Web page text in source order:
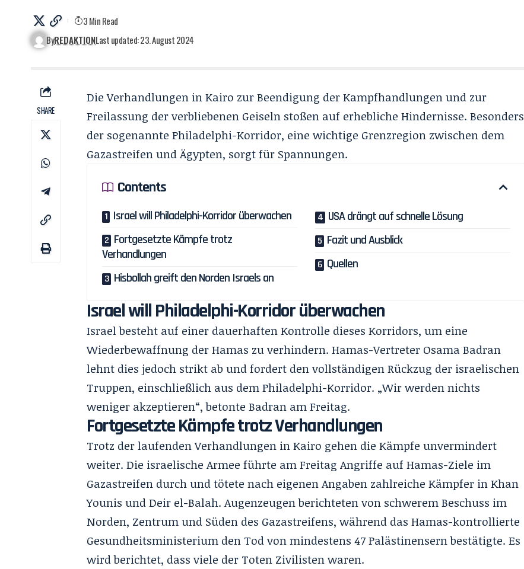
ByREDAKTIONLast updated: 23. August 2024
3 Min Read
SHARE
Die Verhandlungen in Kairo zur Beendigung der Kampfhandlungen und zur
Freilassung der verbliebenen Geiseln stoßen auf erhebliche Hindernisse. Besonders
der sogenannte Philadelphi-Korridor, eine wichtige Grenzregion zwischen dem
Gazastreifen und Ägypten, sorgt für Spannungen.
Contents
Israel will Philadelphi-Korridor überwachen
Fortgesetzte Kämpfe trotz
Verhandlungen
Hisbollah greift den Norden Israels an
USA drängt auf schnelle Lösung
Fazit und Ausblick
Quellen
Israel will Philadelphi-Korridor überwachen
Israel besteht auf einer dauerhaften Kontrolle dieses Korridors, um eine
Wiederbewaffnung der Hamas zu verhindern. Hamas-Vertreter Osama Badran
lehnt dies jedoch strikt ab und fordert den vollständigen Rückzug der israelischen
Truppen, einschließlich aus dem Philadelphi-Korridor. „Wir werden nichts
weniger akzeptieren“, betonte Badran am Freitag.
Fortgesetzte Kämpfe trotz Verhandlungen
Trotz der laufenden Verhandlungen in Kairo gehen die Kämpfe unvermindert
weiter. Die israelische Armee führte am Freitag Angriffe auf Hamas-Ziele im
Gazastreifen durch und tötete nach eigenen Angaben zahlreiche Kämpfer in Khan
Younis und Deir el-Balah. Augenzeugen berichteten von schwerem Beschuss im
Norden, Zentrum und Süden des Gazastreifens, während das Hamas-kontrollierte
Gesundheitsministerium den Tod von mindestens 47 Palästinensern bestätigte. Es
wird berichtet, dass viele der Toten Zivilisten waren.